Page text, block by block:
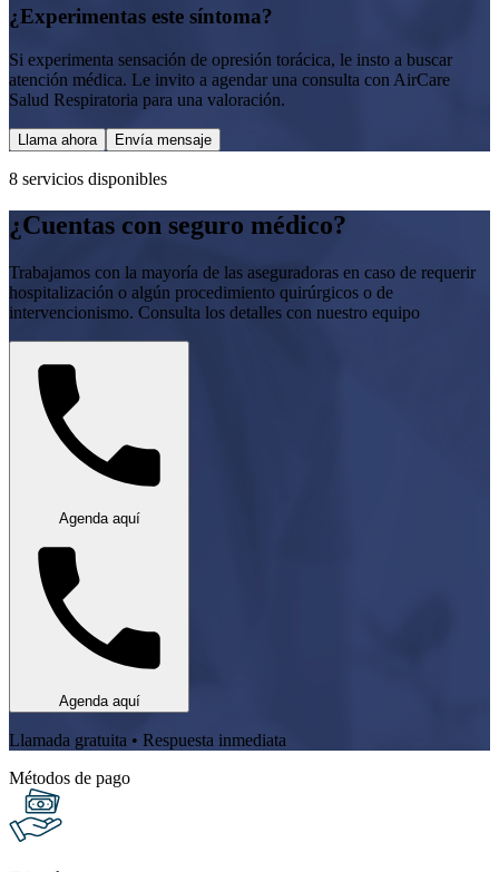
¿Experimentas este síntoma?
Si experimenta sensación de opresión torácica, le insto a buscar
atención médica. Le invito a agendar una consulta con AirCare
Salud Respiratoria para una valoración.
Llama ahora Envía mensaje
8 servicios disponibles
¿Cuentas con seguro médico?
Trabajamos con la mayoría de las aseguradoras en caso de requerir
hospitalización o algún procedimiento quirúrgicos o de
intervencionismo. Consulta los detalles con nuestro equipo
Agenda aquí
Agenda aquí
Llamada gratuita • Respuesta inmediata
Métodos de pago